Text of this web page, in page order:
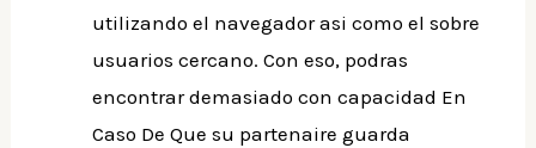
utilizando el navegador asi­ como el sobre
usuarios cercano. Con eso, podras
encontrar demasiado con capacidad En
Caso De Que su partenaire guarda